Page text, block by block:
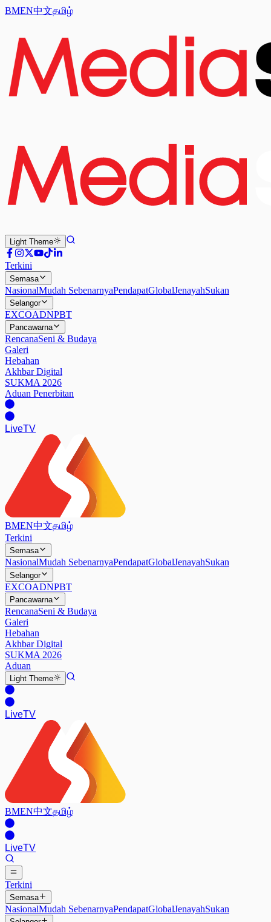
BMEN中文தமிழ்
Light Theme
Terkini
Semasa
NasionalMudah SebenarnyaPendapatGlobalJenayahSukan
Selangor
EXCOADNPBT
Pancawarna
RencanaSeni & Budaya
Galeri
Hebahan
Akhbar Digital
SUKMA 2026
Aduan Penerbitan
LiveTV
BMEN中文தமிழ்
Terkini
Semasa
NasionalMudah SebenarnyaPendapatGlobalJenayahSukan
Selangor
EXCOADNPBT
Pancawarna
RencanaSeni & Budaya
Galeri
Hebahan
Akhbar Digital
SUKMA 2026
Aduan
Light Theme
LiveTV
BMEN中文தமிழ்
LiveTV
Terkini
Semasa
NasionalMudah SebenarnyaPendapatGlobalJenayahSukan